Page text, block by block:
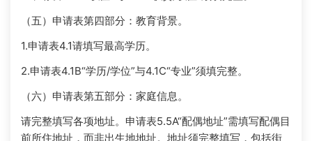
（五）申请表第四部分：教育背景。
1.申请表4.1请填写最高学历。
2.申请表4.1B“学历/学位”与4.1C“专业”须填完整。
（六）申请表第五部分：家庭信息。
请完整填写各项地址。申请表5.5A“配偶地址”需填写配偶目
前所住地址，而非出生地地址。地址须完整填写，包括街